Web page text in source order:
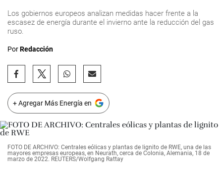
Los gobiernos europeos analizan medidas hacer frente a la
escasez de energía durante el invierno ante la reducción del gas
ruso.
PorRedacción
+ Agregar Más Energía en
FOTO DE ARCHIVO: Centrales eólicas y plantas de lignito de RWE, una de las
mayores empresas europeas, en Neurath, cerca de Colonia, Alemania, 18 de
marzo de 2022. REUTERS/Wolfgang Rattay